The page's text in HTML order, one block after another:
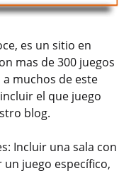
es un sitio en
mas de 300 juegos
muchos de este
el que juego
blog.
Incluir una sala con
juego específico,